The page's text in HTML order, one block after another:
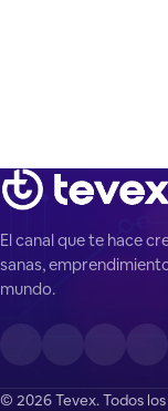
El canal que te hace
sanas,
mundo.
© 2026 Tevex. Todos